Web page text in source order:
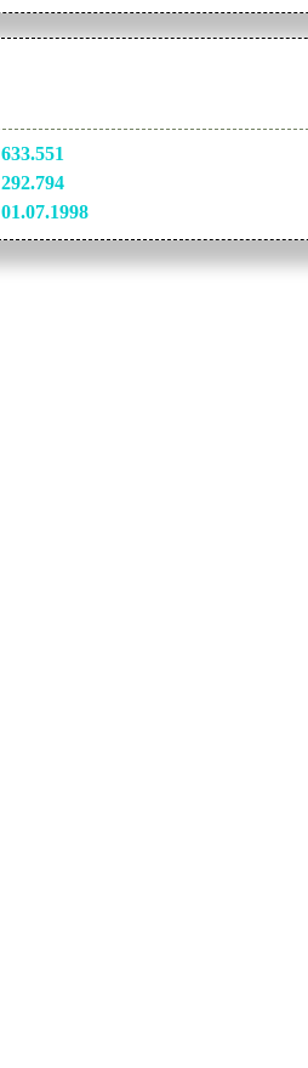
633.551
292.794
01.07.1998